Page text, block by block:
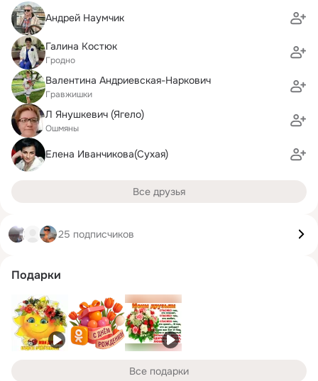
Андрей Наумчик
Галина Костюк
Гродно
Валентина Андриевская-Наркович
Гравжишки
Л Янушкевич (Ягело)
Ошмяны
Елена Иванчикова(Сухая)
Все друзья
25 подписчиков
Подарки
Все подарки